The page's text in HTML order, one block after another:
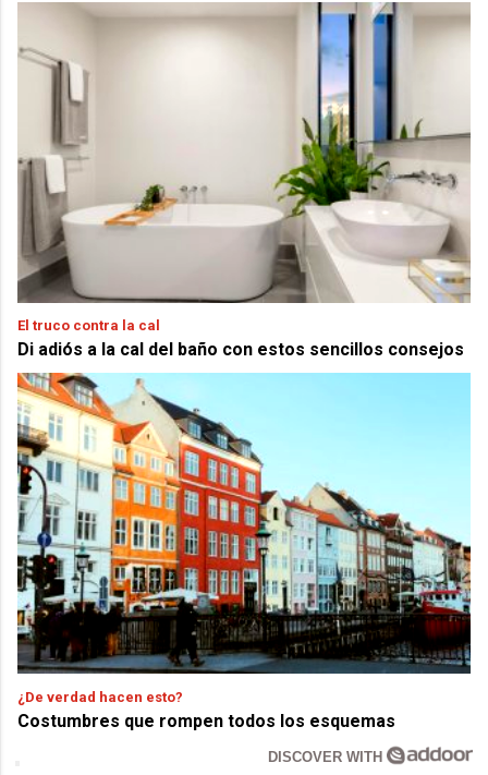
El truco contra la cal
Di adiós a la cal del baño con estos sencillos consejos
¿De verdad hacen esto?
Costumbres que rompen todos los esquemas
DISCOVER WITH